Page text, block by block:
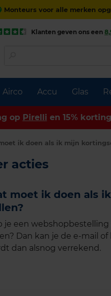
Monteurs voor alle merken
Airco Accu Glas
Klanten geven ons een
op Pirelli en 15%
ik doen als ik mijn
acties
moet ik doen als
je een
Dan kan je de e-mail
dan alsnog verrekend.